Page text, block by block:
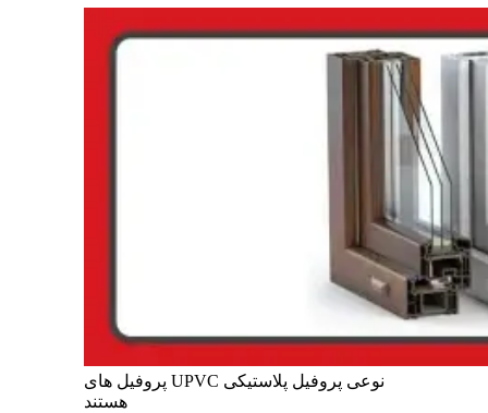
پروفیل های UPVC نوعی پروفیل پلاستیکی
هستند